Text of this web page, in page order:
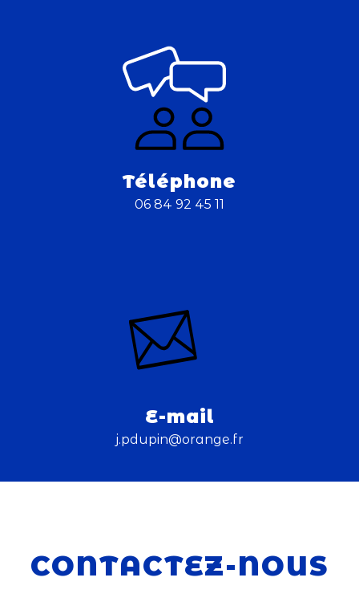
Téléphone
06 84 92 45 11
E-mail
j.pdupin@orange.fr
CONTACTEZ-NOUS